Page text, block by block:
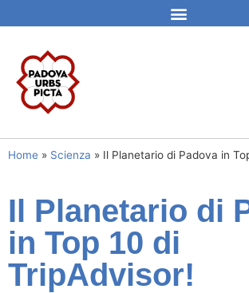
Home » Scienza » Il Planetario di Padova in
Il Planetario di
in Top 10 di
TripAdvisor!